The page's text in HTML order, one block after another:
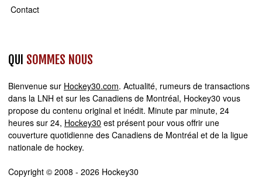
Contact
QUI SOMMES NOUS
Bienvenue sur Hockey30.com. Actualité, rumeurs de transactions
dans la LNH et sur les Canadiens de Montréal, Hockey30 vous
propose du contenu original et inédit. Minute par minute, 24
heures sur 24, Hockey30 est présent pour vous offrir une
couverture quotidienne des Canadiens de Montréal et de la ligue
nationale de hockey.
Copyright © 2008 - 2026 Hockey30